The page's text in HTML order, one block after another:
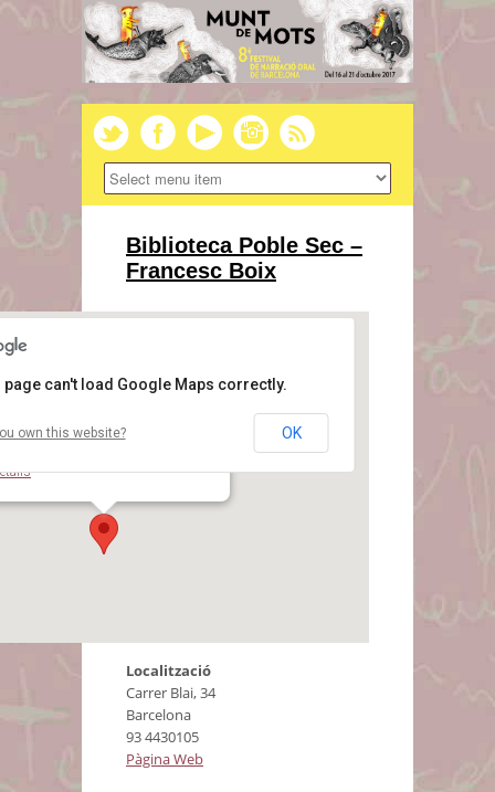
Biblioteca Poble Sec –
Francesc Boix
Poble Sec – Francesc Boix
page can't load Google Maps correctly.
own this website? OK
Localització
Carrer Blai, 34
Barcelona
93 4430105
Pàgina Web